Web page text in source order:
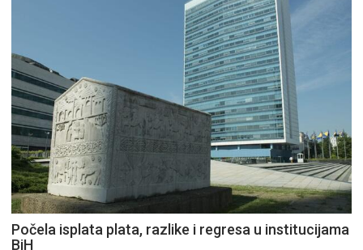
Počela isplata plata, razlike i regresa u institucijama
BiH